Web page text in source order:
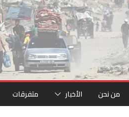
من نحن الأخبار متفرقات